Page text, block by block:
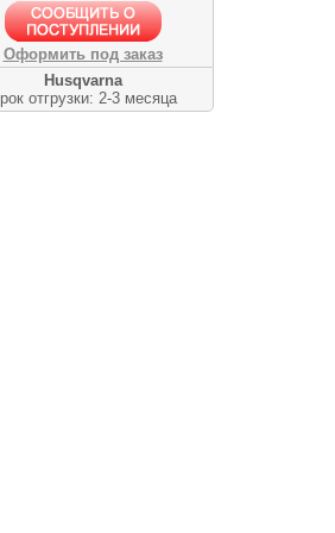
Оформить под заказ
Husqvarna
отгрузки: 2-3 месяца